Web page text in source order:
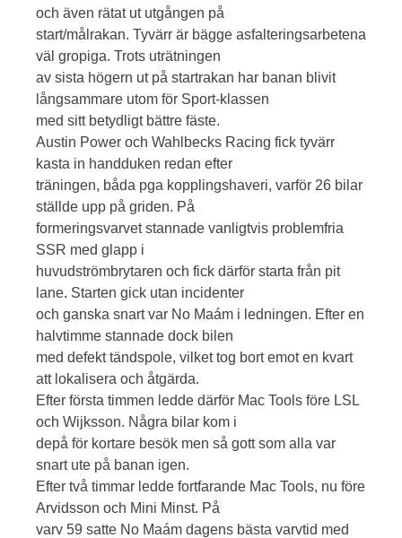
och även rätat ut utgången på
start/målrakan. Tyvärr är bägge asfalteringsarbetena
väl gropiga. Trots uträtningen
av sista högern ut på startrakan har banan blivit
långsammare utom för Sport-klassen
med sitt betydligt bättre fäste.
Austin Power och Wahlbecks Racing fick tyvärr
kasta in handduken redan efter
träningen, båda pga kopplingshaveri, varför 26 bilar
ställde upp på griden. På
formeringsvarvet stannade vanligtvis problemfria
SSR med glapp i
huvudströmbrytaren och fick därför starta från pit
lane. Starten gick utan incidenter
och ganska snart var No Maám i ledningen. Efter en
halvtimme stannade dock bilen
med defekt tändspole, vilket tog bort emot en kvart
att lokalisera och åtgärda.
Efter första timmen ledde därför Mac Tools före LSL
och Wijksson. Några bilar kom i
depå för kortare besök men så gott som alla var
snart ute på banan igen.
Efter två timmar ledde fortfarande Mac Tools, nu före
Arvidsson och Mini Minst. På
varv 59 satte No Maám dagens bästa varvtid med